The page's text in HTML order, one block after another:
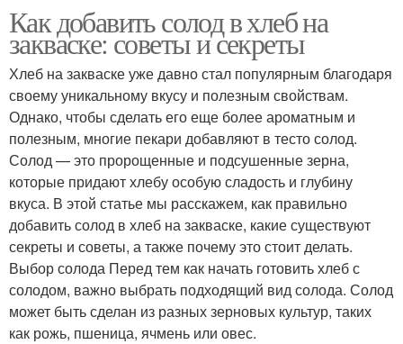
Как добавить солод в хлеб на
закваске: советы и секреты
Хлеб на закваске уже давно стал популярным благодаря
своему уникальному вкусу и полезным свойствам.
Однако, чтобы сделать его еще более ароматным и
полезным, многие пекари добавляют в тесто солод.
Солод — это пророщенные и подсушенные зерна,
которые придают хлебу особую сладость и глубину
вкуса. В этой статье мы расскажем, как правильно
добавить солод в хлеб на закваске, какие существуют
секреты и советы, а также почему это стоит делать.
Выбор солода Перед тем как начать готовить хлеб с
солодом, важно выбрать подходящий вид солода. Солод
может быть сделан из разных зерновых культур, таких
как рожь, пшеница, ячмень или овес.